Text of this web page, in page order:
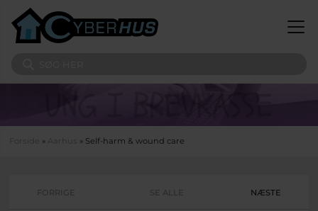
Du er her
» Aarhus » Self-harm & wound care
FORRIGE SE ALLE NÆSTE